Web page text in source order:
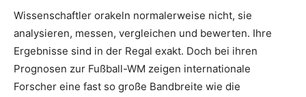
Wissenschaftler orakeln normalerweise nicht, sie
analysieren, messen, vergleichen und bewerten. Ihre
Ergebnisse sind in der Regal exakt. Doch bei ihren
Prognosen zur Fußball-WM zeigen internationale
Forscher eine fast so große Bandbreite wie die